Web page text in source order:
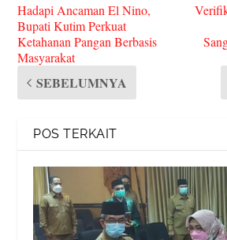
Hadapi Ancaman El Nino,
Bupati Kutim Perkuat
Ketahanan Pangan Berbasis
Masyarakat
SEBELUMNYA
POS TERKAIT